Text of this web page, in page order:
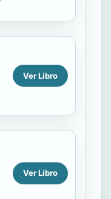
Ver Libro
Ver Libro